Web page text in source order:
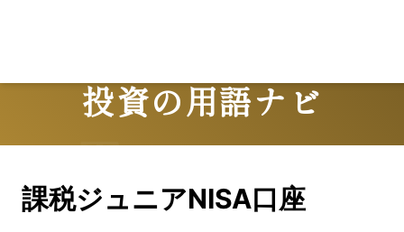
投資の用語ナビ
Terms
課税ジュニアNISA口座